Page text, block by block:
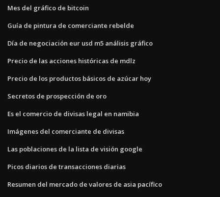
Mes del gráfico de bitcoin
Guía de pintura de comerciante rebelde
Día de negociación eur usd m5 análisis gráfico
Precio de las acciones históricas de mdlz
Precio de los productos básicos de azúcar hoy
Secretos de prospección de oro
Es el comercio de divisas legal en namibia
Imágenes del comerciante de divisas
Las poblaciones de la lista de visión google
Picos diarios de transacciones diarias
Resumen del mercado de valores de asia pacífico